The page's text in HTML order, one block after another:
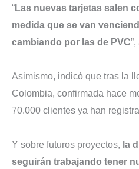
“Las nuevas tarjetas salen
medida que se van
cambiando por las de PVC
Asimismo, indicó que tras la
Colombia, confirmada hace
70.000 clientes ya han
Y sobre futuros proyectos, la
seguirán trabajando tener